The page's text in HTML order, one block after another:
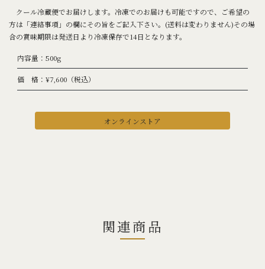
クール冷蔵便でお届けします。冷凍でのお届けも可能ですので、ご希望の
方は「連絡事項」の欄にその旨をご記入下さい。(送料は変わりません)その場
合の賞味期限は発送日より冷凍保存で14日となります。
内容量：500g
価 格：¥7,600（税込）
オンラインストア
関連商品